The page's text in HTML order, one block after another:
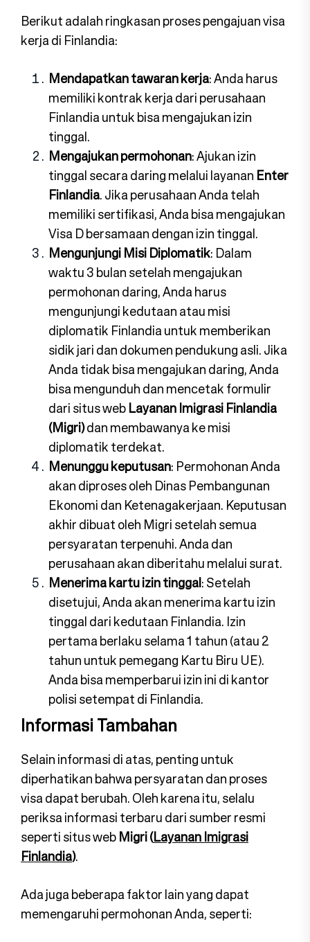
Berikut adalah ringkasan proses pengajuan visa
kerja di Finlandia:
Mendapatkan tawaran kerja: Anda harus
memiliki kontrak kerja dari perusahaan
Finlandia untuk bisa mengajukan izin
tinggal.
Mengajukan permohonan: Ajukan izin
tinggal secara daring melalui layanan Enter
Finlandia. Jika perusahaan Anda telah
memiliki sertifikasi, Anda bisa mengajukan
Visa D bersamaan dengan izin tinggal.
Mengunjungi Misi Diplomatik: Dalam
waktu 3 bulan setelah mengajukan
permohonan daring, Anda harus
mengunjungi kedutaan atau misi
diplomatik Finlandia untuk memberikan
sidik jari dan dokumen pendukung asli. Jika
Anda tidak bisa mengajukan daring, Anda
bisa mengunduh dan mencetak formulir
dari situs webLayanan Imigrasi Finlandia
(Migri)dan membawanya ke misi
diplomatik terdekat.
Menunggu keputusan: Permohonan Anda
akan diproses oleh Dinas Pembangunan
Ekonomi dan Ketenagakerjaan. Keputusan
akhir dibuat oleh Migri setelah semua
persyaratan terpenuhi. Anda dan
perusahaan akan diberitahu melalui surat.
Menerima kartu izin tinggal: Setelah
disetujui, Anda akan menerima kartu izin
tinggal dari kedutaan Finlandia. Izin
pertama berlaku selama 1 tahun (atau 2
tahun untuk pemegang Kartu Biru UE).
Anda bisa memperbarui izin ini di kantor
polisi setempat di Finlandia.
Informasi Tambahan
Selain informasi di atas, penting untuk
diperhatikan bahwa persyaratan dan proses
visa dapat berubah. Oleh karena itu, selalu
periksa informasi terbaru dari sumber resmi
seperti situs webMigri (Layanan Imigrasi
Finlandia).
Ada juga beberapa faktor lain yang dapat
memengaruhi permohonan Anda, seperti: